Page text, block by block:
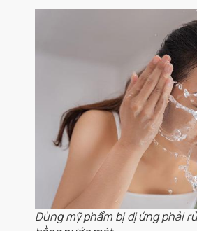
Dùng mỹ phẩm bị dị ứng phải